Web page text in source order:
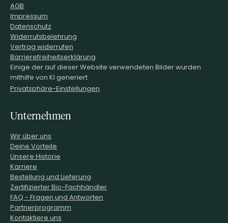
AGB
Impressum
Datenschutz
Widerrufsbelehrung
Vertrag widerrufen
Barrierefreiheitserklärung
Einige der auf dieser Website verwendeten Bilder wurden
mithilfe von KI generiert.
Privatsphäre-Einstellungen
Unternehmen
Wir über uns
Deine Vorteile
Unsere Historie
Karriere
Bestellung und Lieferung
Zertifizierter Bio-Fachhändler
FAQ - Fragen und Antworten
Partnerprogramm
Kontaktiere uns